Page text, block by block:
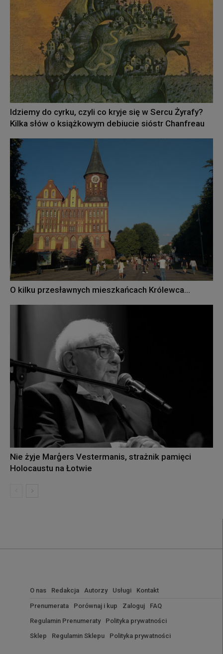
Idziemy do cyrku, czyli co kryje się w Sercu Żyrafy?
Kilka słów o książkowym debiucie sióstr Chanfreau
O kilku przesławnych mieszkańcach Królewca…
Nie żyje Marģers Vestermanis, strażnik pamięci
Holocaustu na Łotwie
O nas Redakcja Autorzy Usługi Kontakt
Prenumerata Porównaj i kup Zaloguj
FAQ
Regulamin Prenumeraty
Polityka prywatności
Sklep
Regulamin Sklepu Polityka prywatności